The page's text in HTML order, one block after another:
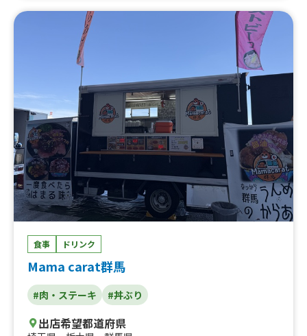
cy Jerk Chicken with Jollof Rice (spicy or no spicy optio
nal)、Fish Pie、Chicken Cheese Pie 、Meat pie (beef) s
picy or no spicy
食事 ドリンク
Mama carat群馬
#肉・ステーキ #丼ぶり
出店希望都道府県